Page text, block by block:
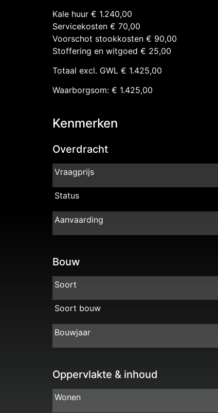
Kale huur € 1.240,00
Servicekosten € 70,00
Voorschot stookkosten € 90,00
Stoffering en witgoed € 25,00
Totaal excl. GWL € 1.425,00
Waarborgsom: € 1.425,00
Kenmerken
Overdracht
Vraagprijs
Status
Aanvaarding
Bouw
Soort
Soort bouw
Bouwjaar
Oppervlakte & inhoud
Wonen